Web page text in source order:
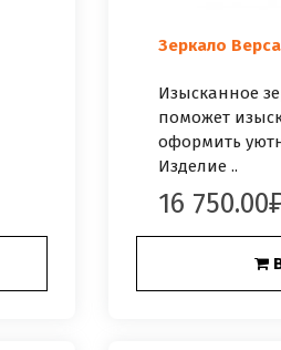
Зеркало
Изысканное
поможет
оформить
Изделие ..
16 750.00